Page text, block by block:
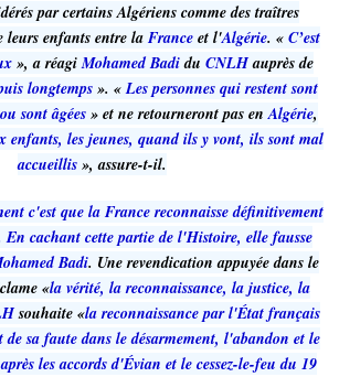
par certains Algériens comme des traîtres
leurs enfants entre la France et l'Algérie. « C’est
», a réagiMohamed Badidu CNLHauprès de
longtemps». «Les personnes qui restent sont
sont âgées » et ne retourneront pas enAlgérie,
enfants, les jeunes, quand ils y vont, ils sont mal
accueillis », assure-t-il.
c'est que la France reconnaisse définitivement
cachant cette partie de l'Histoire, elle fausse
Badi. Une revendication appuyée dans le
«la vérité, la reconnaissance, la justice, la
souhaite «la reconnaissance par l'État français
de sa faute dans le désarmement, l'abandon et le
les accords d'Évian et le cessez-le-feu du 19